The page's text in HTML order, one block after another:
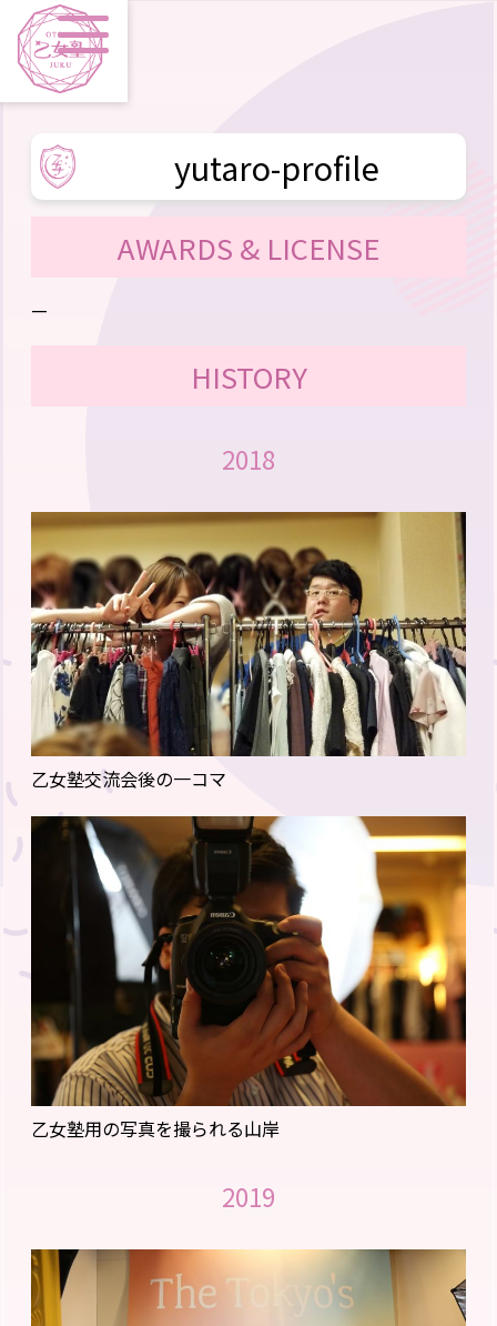
yutaro-profile
AWARDS & LICENSE
—
HISTORY
2018
乙女塾交流会後の一コマ
乙女塾用の写真を撮られる山岸
2019